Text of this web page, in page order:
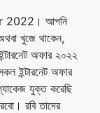
2022। আপনি
খুজে থাকেন,
অফার ২০২২
ইন্টারনেট অফার
যুক্ত করেছি
রবি তাদের